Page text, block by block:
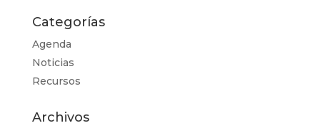
Categorías
Agenda
Noticias
Recursos
Archivos